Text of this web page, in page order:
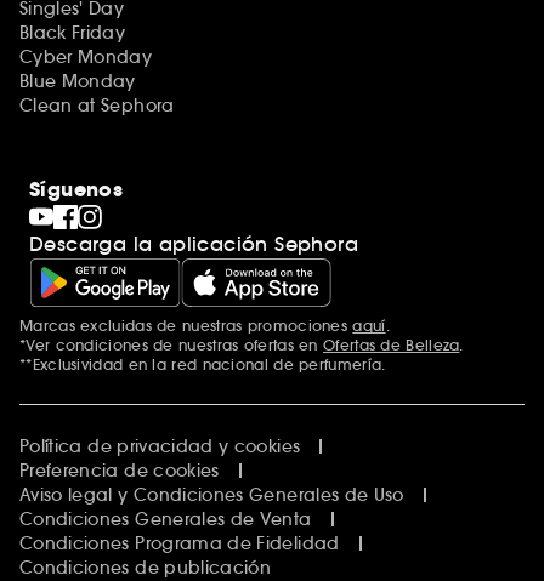
Singles' Day
Black Friday
Cyber Monday
Blue Monday
Clean at Sephora
Síguenos
Descarga la aplicación Sephora
Marcas excluidas de nuestras promocionesaquí.
*Ver condiciones de nuestras ofertas en Ofertas de Belleza.
**Exclusividad en la red nacional de perfumería.
Política de privacidad y cookies
Preferencia de cookies
Aviso legal y Condiciones Generales de Uso
Condiciones Generales de Venta
Condiciones Programa de Fidelidad
Condiciones de publicación